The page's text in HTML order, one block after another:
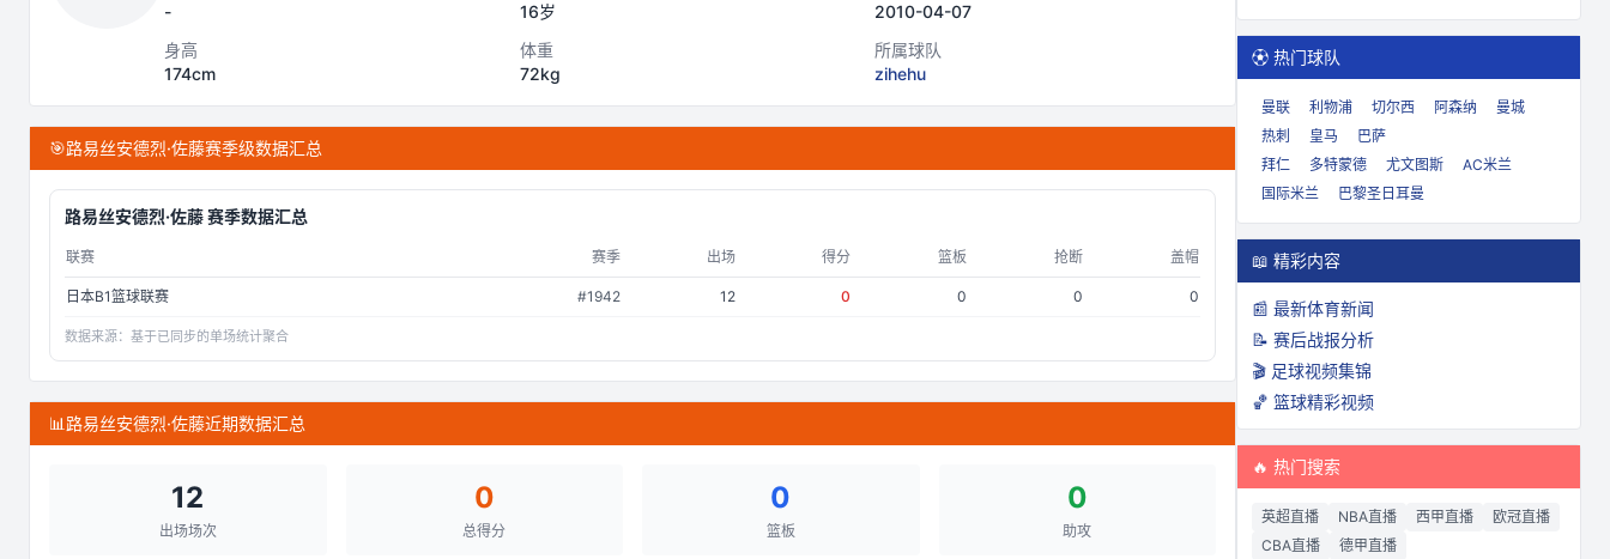
-
16岁
2010-04-07
身高
174cm
体重
72kg
所属球队
zihehu
🎯路易丝安德烈·佐藤赛季级数据汇总
路易丝安德烈·佐藤赛季数据汇总
联赛 赛季 出场 得分 篮板 抢断 盖帽
日本B1篮球联赛 #1942 12 0 0 0 0
数据来源： 基于已同步的单场统计聚合
📊 路易丝安德烈·佐藤近期数据汇总
12
出场场次
0
总得分
0
篮板
0
助攻
⚽ 热门球队
曼联 利物浦 切尔西 阿森纳
曼城
热刺
皇马
巴萨
拜仁
多特蒙德 尤文图斯
AC米兰
国际米兰
巴黎圣日耳曼
📖 精彩内容
📰 最新体育新闻
📝 赛后战报分析
🎬 足球视频集锦
🏀 篮球精彩视频
🔥 热门搜索
英超直播 NBA直播 西甲直播
欧冠直播
CBA直播
德甲直播